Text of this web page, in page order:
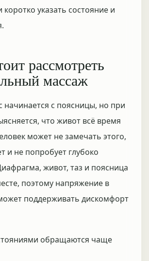
указать состояние и
рассмотреть
массаж
начинается с поясницы, но при
что живот всё время
может не замечать этого,
и не попробует глубоко
живот, таз и поясница
поэтому напряжение в
поддерживать дискомфорт
обращаются чаще